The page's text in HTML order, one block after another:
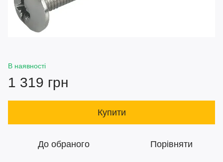
В наявності
1 319 грн
Купити
До обраного Порівняти